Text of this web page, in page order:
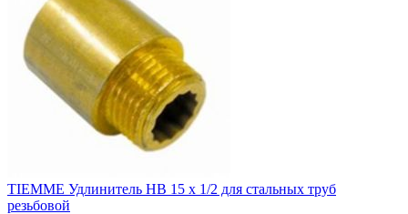
TIEMME Удлинитель HВ 15 x 1/2 для стальных труб
резьбовой